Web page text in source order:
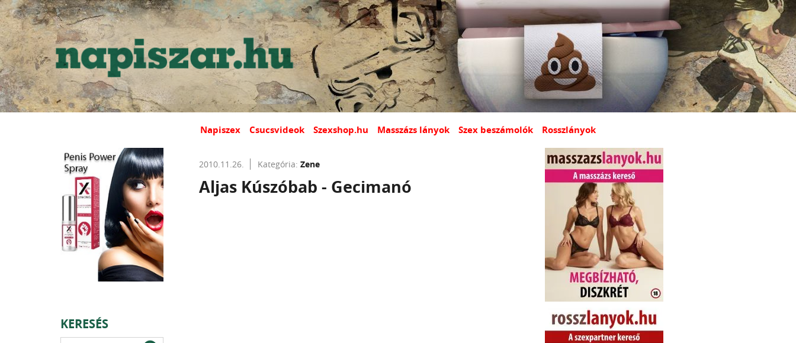
Napiszex Csucsvideok Szexshop.hu Masszázs lányok Szex beszámolók Rosszlányok
KERESÉS
2010.11.26. Kategória: Zene
Aljas Kúszóbab - Gecimanó